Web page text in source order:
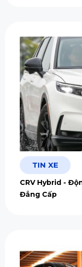
TIN XE
CRV Hybrid -
Đẳng Cấp